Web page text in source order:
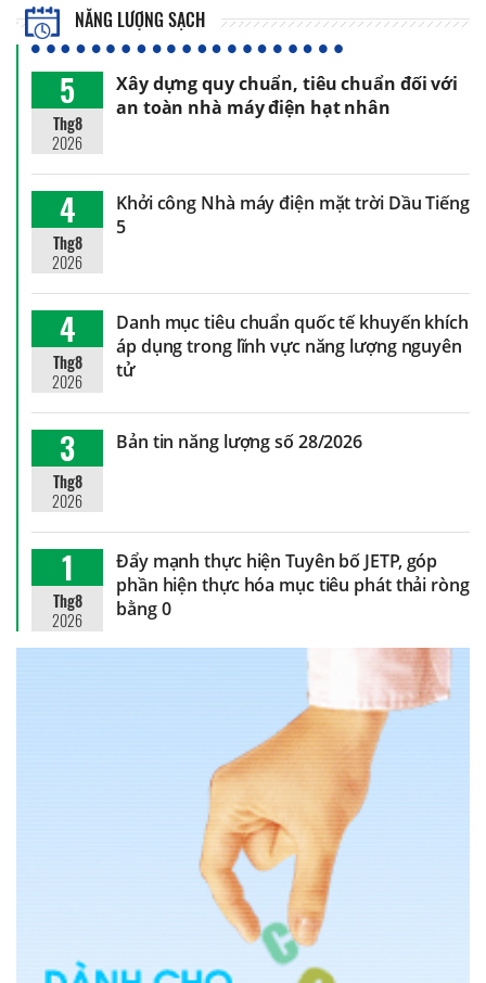
NĂNG LƯỢNG SẠCH
5
Thg8
2026
Xây dựng quy chuẩn, tiêu chuẩn đối với
an toàn nhà máy điện hạt nhân
4
Thg8
2026
Khởi công Nhà máy điện mặt trời Dầu Tiếng
5
4
Thg8
2026
Danh mục tiêu chuẩn quốc tế khuyến khích
áp dụng trong lĩnh vực năng lượng nguyên
tử
3
Thg8
2026
Bản tin năng lượng số 28/2026
1
Thg8
2026
Đẩy mạnh thực hiện Tuyên bố JETP, góp
phần hiện thực hóa mục tiêu phát thải ròng
bằng 0